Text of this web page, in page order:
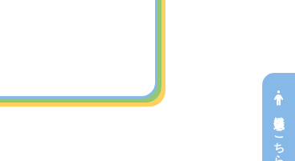
会員申込はこちら